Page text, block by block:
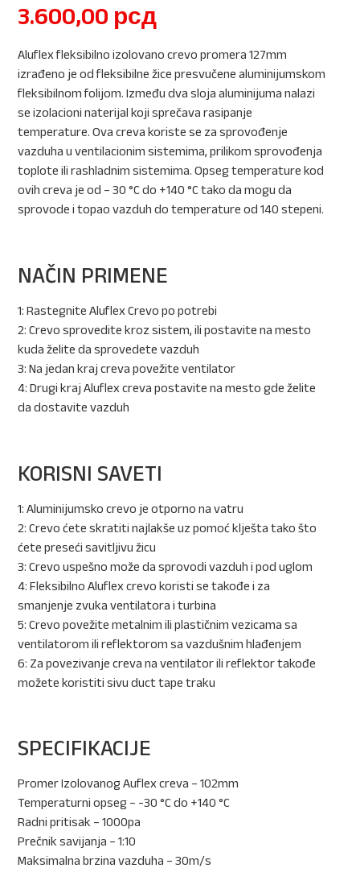
3.600,00 рсд
Aluflex fleksibilno izolovano crevo promera 127mm
izrađeno je od fleksibilne žice presvučene aluminijumskom
fleksibilnom folijom. Između dva sloja aluminijuma nalazi
se izolacioni naterijal koji sprečava rasipanje
temperature. Ova creva koriste se za sprovođenje
vazduha u ventilacionim sistemima, prilikom sprovođenja
toplote ili rashladnim sistemima. Opseg temperature kod
ovih creva je od – 30 °C do +140 °C tako da mogu da
sprovode i topao vazduh do temperature od 140 stepeni.
NAČIN PRIMENE
1: Rastegnite Aluflex Crevo po potrebi
2: Crevo sprovedite kroz sistem, ili postavite na mesto
kuda želite da sprovedete vazduh
3: Na jedan kraj creva povežite ventilator
4: Drugi kraj Aluflex creva postavite na mesto gde želite
da dostavite vazduh
KORISNI SAVETI
1: Aluminijumsko crevo je otporno na vatru
2: Crevo ćete skratiti najlakše uz pomoć klješta tako što
ćete preseći savitljivu žicu
3: Crevo uspešno može da sprovodi vazduh i pod uglom
4: Fleksibilno Aluflex crevo koristi se takođe i za
smanjenje zvuka ventilatora i turbina
5: Crevo povežite metalnim ili plastičnim vezicama sa
ventilatorom ili reflektorom sa vazdušnim hlađenjem
6: Za povezivanje creva na ventilator ili reflektor takođe
možete koristiti sivu duct tape traku
SPECIFIKACIJE
Promer Izolovanog Auflex creva – 102mm
Temperaturni opseg – -30 °C do +140 °C
Radni pritisak – 1000pa
Prečnik savijanja – 1:10
Maksimalna brzina vazduha – 30m/s